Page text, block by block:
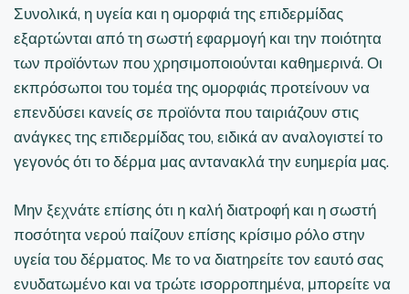
Συνολικά, η υγεία και η ομορφιά της επιδερμίδας
εξαρτώνται από τη σωστή εφαρμογή και την ποιότητα
των προϊόντων που χρησιμοποιούνται καθημερινά. Οι
εκπρόσωποι του τομέα της ομορφιάς προτείνουν να
επενδύσει κανείς σε προϊόντα που ταιριάζουν στις
ανάγκες της επιδερμίδας του, ειδικά αν αναλογιστεί το
γεγονός ότι το δέρμα μας αντανακλά την ευημερία μας.
Μην ξεχνάτε επίσης ότι η καλή διατροφή και η σωστή
ποσότητα νερού παίζουν επίσης κρίσιμο ρόλο στην
υγεία του δέρματος. Με το να διατηρείτε τον εαυτό σας
ενυδατωμένο και να τρώτε ισορροπημένα, μπορείτε να